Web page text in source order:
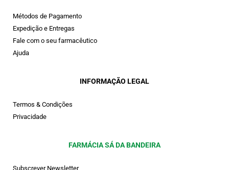
Métodos de Pagamento
Expedição e Entregas
Fale com o seu farmacêutico
Ajuda
INFORMAÇÃO LEGAL
Termos & Condições
Privacidade
FARMÁCIA SÁ DA BANDEIRA
Subscrever Newsletter